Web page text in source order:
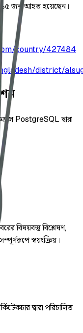
১৫ জন আহত হয়েছেন।
country/427484
district/
PostgreSQL দ্বারা
বিষয়বস্তু বিশ্লেষণ,
স্বয়ংক্রিয়।
দ্বারা পরিচালিত